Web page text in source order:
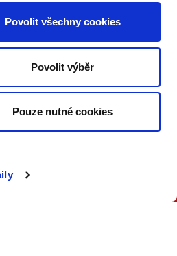
Povolit všechny cookies
Povolit výběr
Pouze nutné cookies